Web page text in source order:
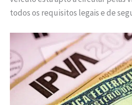
todos os requisitos legais e de